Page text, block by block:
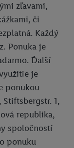
nabíjacie
zľavami,
či
Každý
Ponuka je
Ďalší
je
ponukou
1,
republika,
spoločností
ponuku